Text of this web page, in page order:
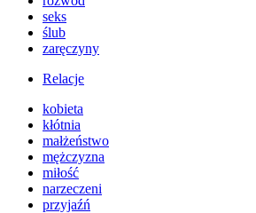
seks
ślub
zaręczyny
Relacje
kobieta
kłótnia
małżeństwo
mężczyzna
miłość
narzeczeni
przyjaźń